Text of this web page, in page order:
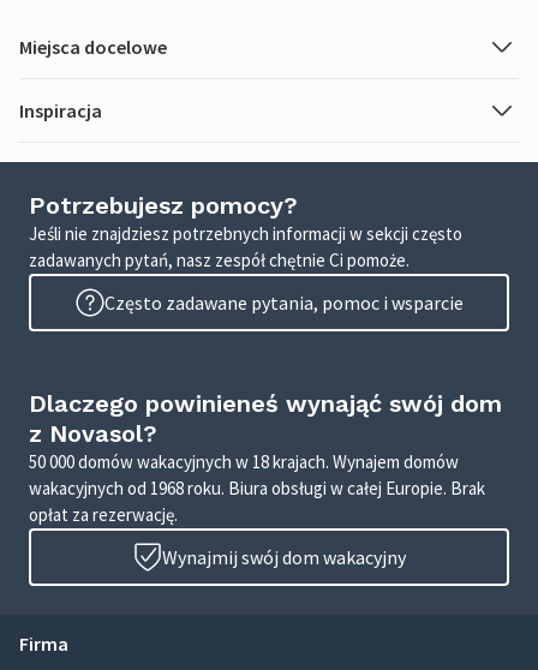
Miejsca docelowe
Inspiracja
Potrzebujesz pomocy?
Jeśli nie znajdziesz potrzebnych informacji w sekcji często
zadawanych pytań, nasz zespół chętnie Ci pomoże.
Często zadawane pytania, pomoc i wsparcie
Dlaczego powinieneś wynająć swój dom
z Novasol?
50 000 domów wakacyjnych w 18 krajach. Wynajem domów
wakacyjnych od 1968 roku. Biura obsługi w całej Europie. Brak
opłat za rezerwację.
Wynajmij swój dom wakacyjny
Firma